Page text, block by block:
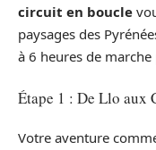
circuit en boucle
paysages des
à 6 heures de marche
Étape 1 : De Llo aux
Votre aventure